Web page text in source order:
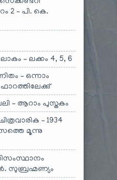
2 – പി. കെ.
– ലക്കം 4, 5, 6
– ഒന്നാം
ഫാറത്തിലേക്കു്
– ആറാം പുസ്തകം
– 1934
മൂന്നു
സുബ്രഹ്മണ്യം